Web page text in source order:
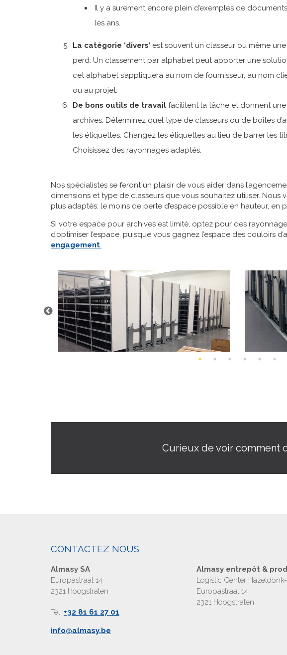
Il y a surement encore plein d’exemples de
les ans.
La catégorie ‘divers’ est souvent un classeur ou même
perd. Un classement par alphabet peut apporter une
cet alphabet s’appliquera au nom de fournisseur, au nom
ou au projet.
De bons outils de travail facilitent la tâche et donnent
archives. Déterminez quel type de classeurs ou de boîtes
les étiquettes. Changez les étiquettes au lieu de barrer les
Choisissez des rayonnages adaptés.
Nos spécialistes se feront un plaisir de vous aider dans
dimensions et type de classeurs que vous souhaitez utiliser. Nous
plus adaptés: le moins de perte d’espace possible en hauteur, en
Si votre espace pour archives est limité, optez pour des
d’optimiser l’espace, puisque vous gagnez l’espace des couloirs
engagement.
Curieux de voir comment
CONTACTEZ NOUS
Almasy SA
Europastraat 14
2321 Hoogstraten
Tel: +32 81 61 27 01
info@almasy.be
Almasy entrepôt &
Logistic Center
Europastraat 14
2321 Hoogstraten